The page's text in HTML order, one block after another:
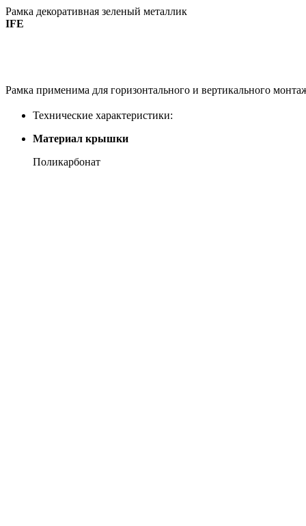
Рамка декоративная зеленый металлик
IFE
Рамка применима для горизонтального и вертикального
Технические характеристики:
Материал крышки
Поликарбонат